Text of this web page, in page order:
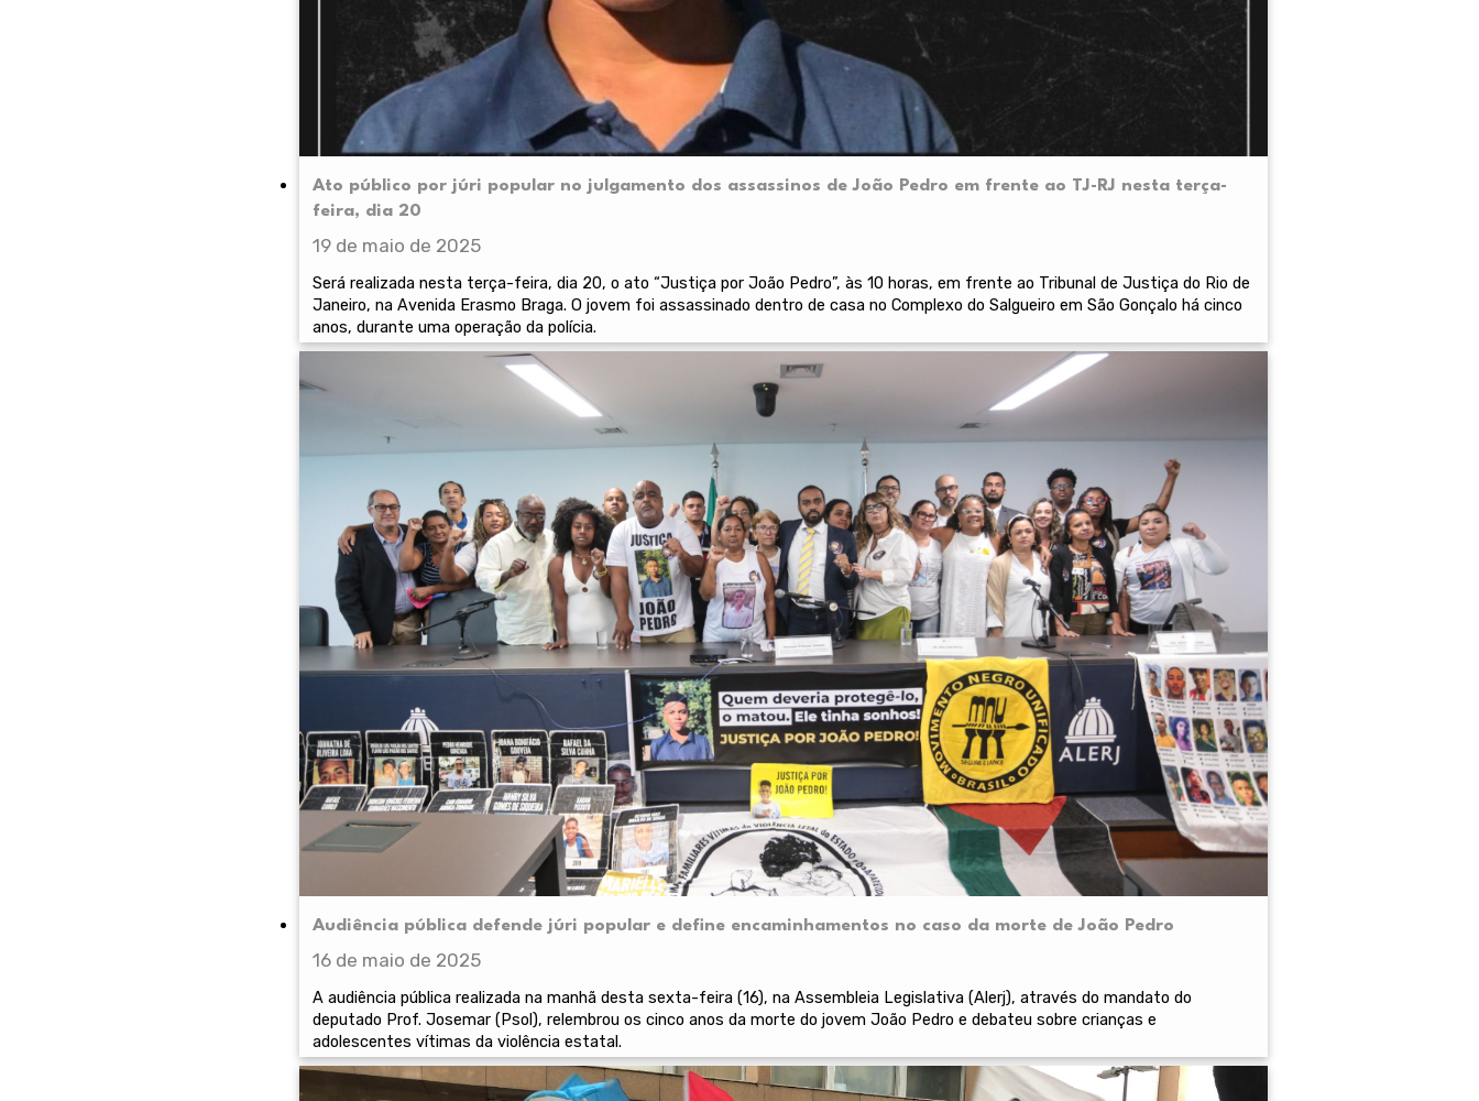
Ato público por júri popular no julgamento dos assassinos de João Pedro em frente ao TJ-RJ nesta terça-
feira, dia 20
19 de maio de 2025
Será realizada nesta terça-feira, dia 20, o ato “Justiça por João Pedro”, às 10 horas, em frente ao Tribunal de Justiça do Rio de
Janeiro, na Avenida Erasmo Braga. O jovem foi assassinado dentro de casa no Complexo do Salgueiro em São Gonçalo há cinco
anos, durante uma operação da polícia.
Audiência pública defende júri popular e define encaminhamentos no caso da morte de João Pedro
16 de maio de 2025
A audiência pública realizada na manhã desta sexta-feira (16), na Assembleia Legislativa (Alerj), através do mandato do
deputado Prof. Josemar (Psol), relembrou os cinco anos da morte do jovem João Pedro e debateu sobre crianças e
adolescentes vítimas da violência estatal.